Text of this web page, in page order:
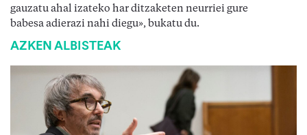
gauzatu ahal izateko har ditzaketen neurriei gure
babesa adierazi nahi diegu», bukatu du.
AZKEN ALBISTEAK